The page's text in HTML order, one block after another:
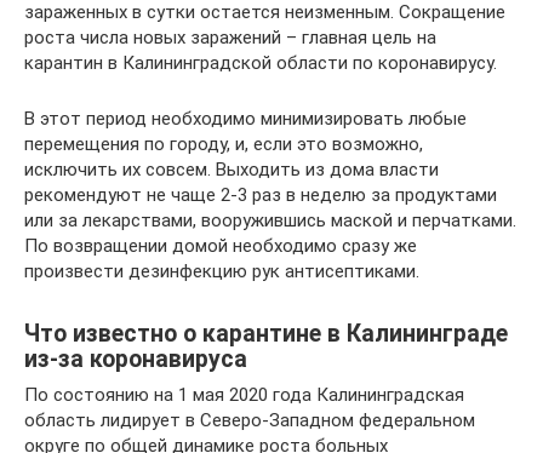
зараженных в сутки остается неизменным. Сокращение
роста числа новых заражений – главная цель на
карантин в Калининградской области по коронавирусу.
В этот период необходимо минимизировать любые
перемещения по городу, и, если это возможно,
исключить их совсем. Выходить из дома власти
рекомендуют не чаще 2-3 раз в неделю за продуктами
или за лекарствами, вооружившись маской и перчатками.
По возвращении домой необходимо сразу же
произвести дезинфекцию рук антисептиками.
Что известно о карантине в Калининграде
из-за коронавируса
По состоянию на 1 мая 2020 года Калининградская
область лидирует в Северо-Западном федеральном
округе по общей динамике роста больных